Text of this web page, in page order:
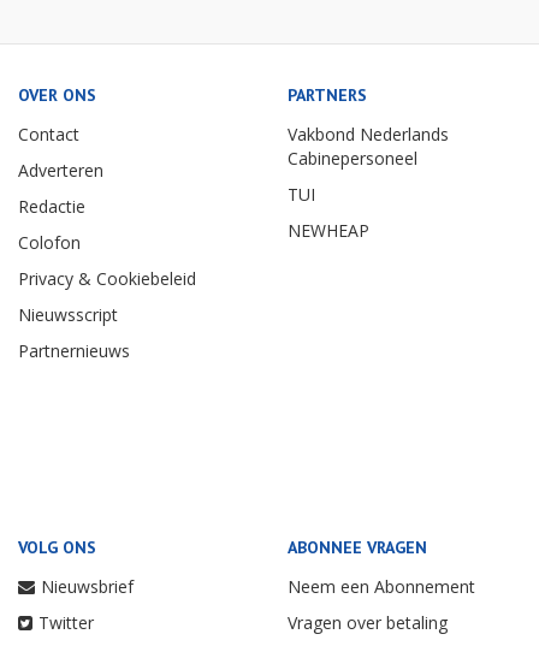
OVER ONS
Contact
Adverteren
Redactie
Colofon
Privacy & Cookiebeleid
Nieuwsscript
Partnernieuws
PARTNERS
Vakbond Nederlands
Cabinepersoneel
TUI
NEWHEAP
VOLG ONS
Nieuwsbrief
Twitter
ABONNEE VRAGEN
Neem een Abonnement
Vragen over betaling